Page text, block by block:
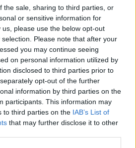
the sale, sharing to third parties, or
or sensitive information for
please use the below opt-out
Please note that after your
you may continue seeing
on personal information utilized by
disclosed to third parties prior to
opt-out of the further
information by third parties on the
participants. This information may
to third parties on the IAB’s List of
that may further disclose it to other
Eladó: Kieselbach Galéria
Cím: Kolozsváry Gyöngyvér
Kieselbach Galéria Ker. Kft
1055 Budapest, Szent István krt.
5.
Telefon: +36 1 269 3148 +36 1 269
2219
Weboldal:
http://www.kieselbach.hu
profilja a 19. és 20. századi modern